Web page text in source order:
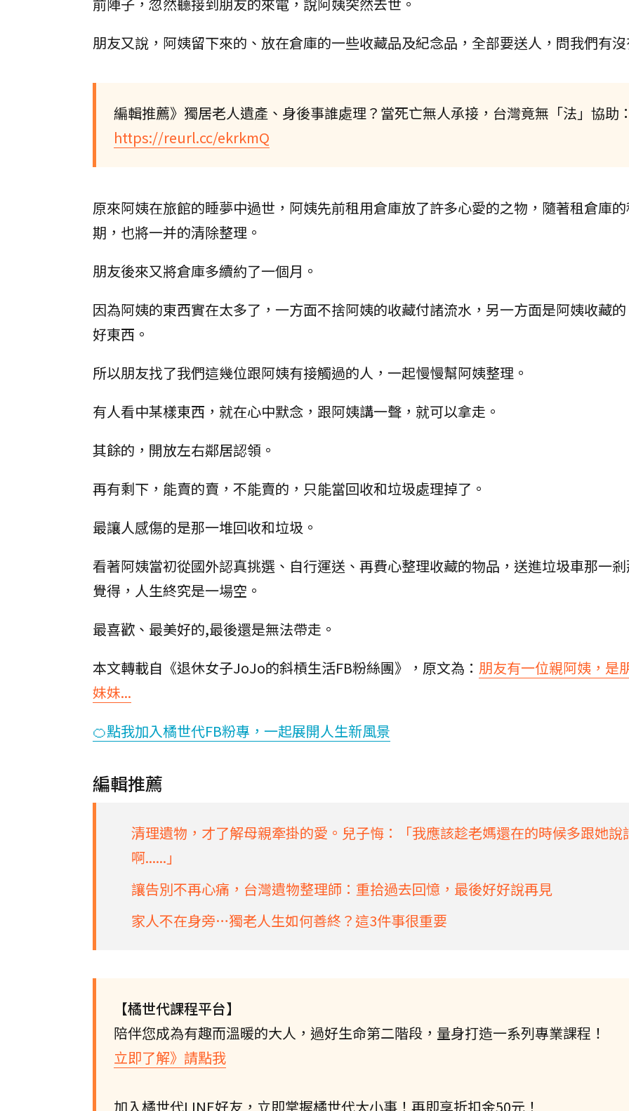
朋友又說，阿姨留下來的、放在倉庫的一些收藏品及紀念品，全部要送人，問我們有
編輯推薦》獨居老人遺產、身後事誰處理？當死亡無人承接，台灣竟無「法」協助
https://reurl.cc/ekrkmQ
原來阿姨在旅館的睡夢中過世，阿姨先前租用倉庫放了許多心愛的之物，隨著租倉庫
期，也將一并的清除整理。
朋友後來又將倉庫多續約了一個月。
因為阿姨的東西實在太多了，一方面不捨阿姨的收藏付諸流水，另一方面是阿姨收藏
好東西。
所以朋友找了我們這幾位跟阿姨有接觸過的人，一起慢慢幫阿姨整理。
有人看中某樣東西，就在心中默念，跟阿姨講一聲，就可以拿走。
其餘的，開放左右鄰居認領。
再有剩下，能賣的賣，不能賣的，只能當回收和垃圾處理掉了。
最讓人感傷的是那一堆回收和垃圾。
看著阿姨當初從國外認真挑選、自行運送、再費心整理收藏的物品，送進垃圾車那一
覺得，人生終究是一場空。
最喜歡、最美好的,最後還是無法帶走。
本文轉載自《退休女子JoJo的斜槓生活FB粉絲團》，原文為： 朋友有一位親阿姨，是
妹妹...
🍊點我加入橘世代FB粉專，一起展開人生新風景
編輯推薦
清理遺物，才了解母親牽掛的愛。兒子悔：「我應該趁老媽還在的時候多跟她說
啊......」
讓告別不再心痛，台灣遺物整理師：重拾過去回憶，最後好好說再見
家人不在身旁…獨老人生如何善終？這3件事很重要
【橘世代課程平台】
陪伴您成為有趣而溫暖的大人，過好生命第二階段，量身打造一系列專業課程！
立即了解》請點我
加入橘世代LINE好友，立即掌握橘世代大小事！再即享折扣金50元！